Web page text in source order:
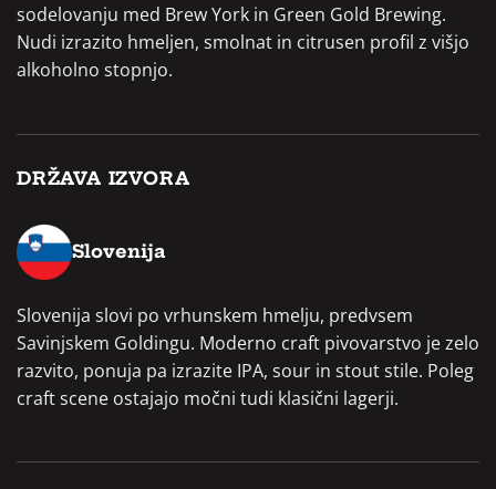
sodelovanju med Brew York in Green Gold Brewing.
Nudi izrazito hmeljen, smolnat in citrusen profil z višjo
alkoholno stopnjo.
DRŽAVA IZVORA
Slovenija
Slovenija slovi po vrhunskem hmelju, predvsem
Savinjskem Goldingu. Moderno craft pivovarstvo je zelo
razvito, ponuja pa izrazite IPA, sour in stout stile. Poleg
craft scene ostajajo močni tudi klasični lagerji.